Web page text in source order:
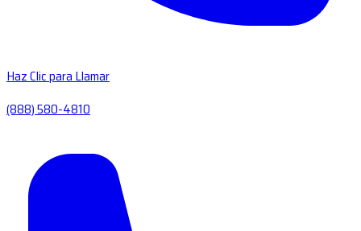
Haz Clic para Llamar
(888) 580-4810